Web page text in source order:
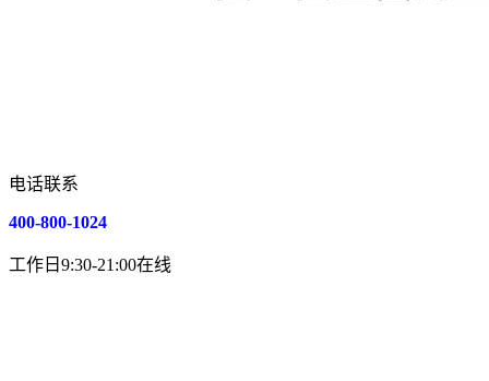
电话联系
400-800-1024
工作日9:30-21:00在线